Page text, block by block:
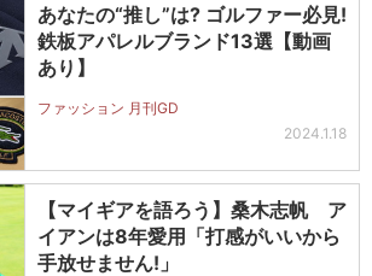
あなたの“推し”は? ゴルファー必見!
鉄板アパレルブランド13選【動画
あり】
ファッション 月刊GD
2024.1.18
【マイギアを語ろう】桑木志帆 ア
イアンは8年愛用「打感がいいから
手放せません!」